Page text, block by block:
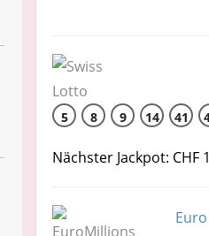
5 8 9 14 41
Nächster Jackpot: CHF